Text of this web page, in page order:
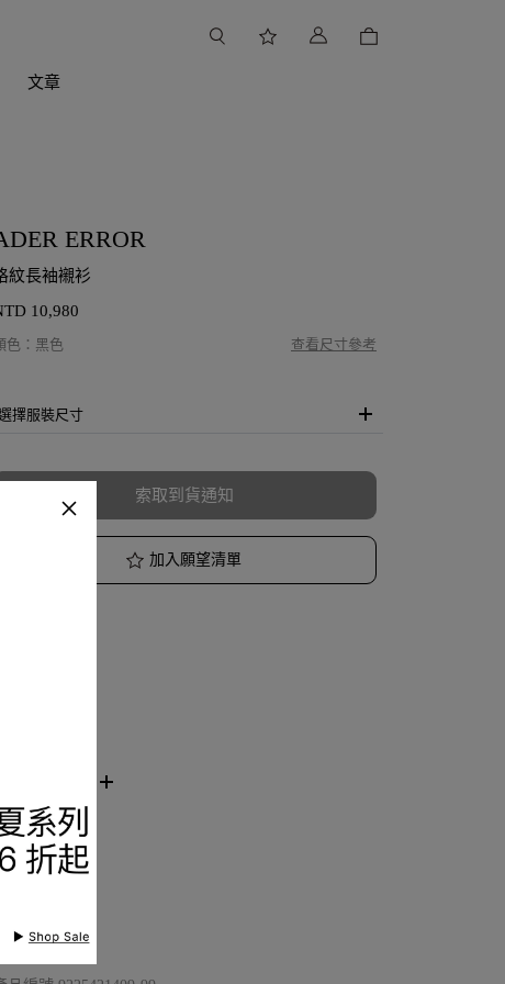
文章
ERROR
紋長袖襯衫
10,980
色 ： 黑色 查看尺寸參考
擇服裝尺寸
索取到貨通知
加入願望清單